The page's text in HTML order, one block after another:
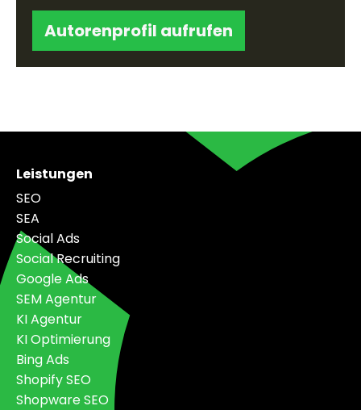
Autorenprofil aufrufen
Leistungen
SEO
SEA
Social Ads
Social Recruiting
Google Ads
SEM Agentur
KI Agentur
KI Optimierung
Bing Ads
Shopify SEO
Shopware SEO